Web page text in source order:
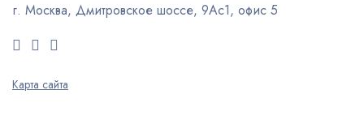
г. Москва, Дмитровское шоссе, 9Ас1, офис 5
Карта сайта